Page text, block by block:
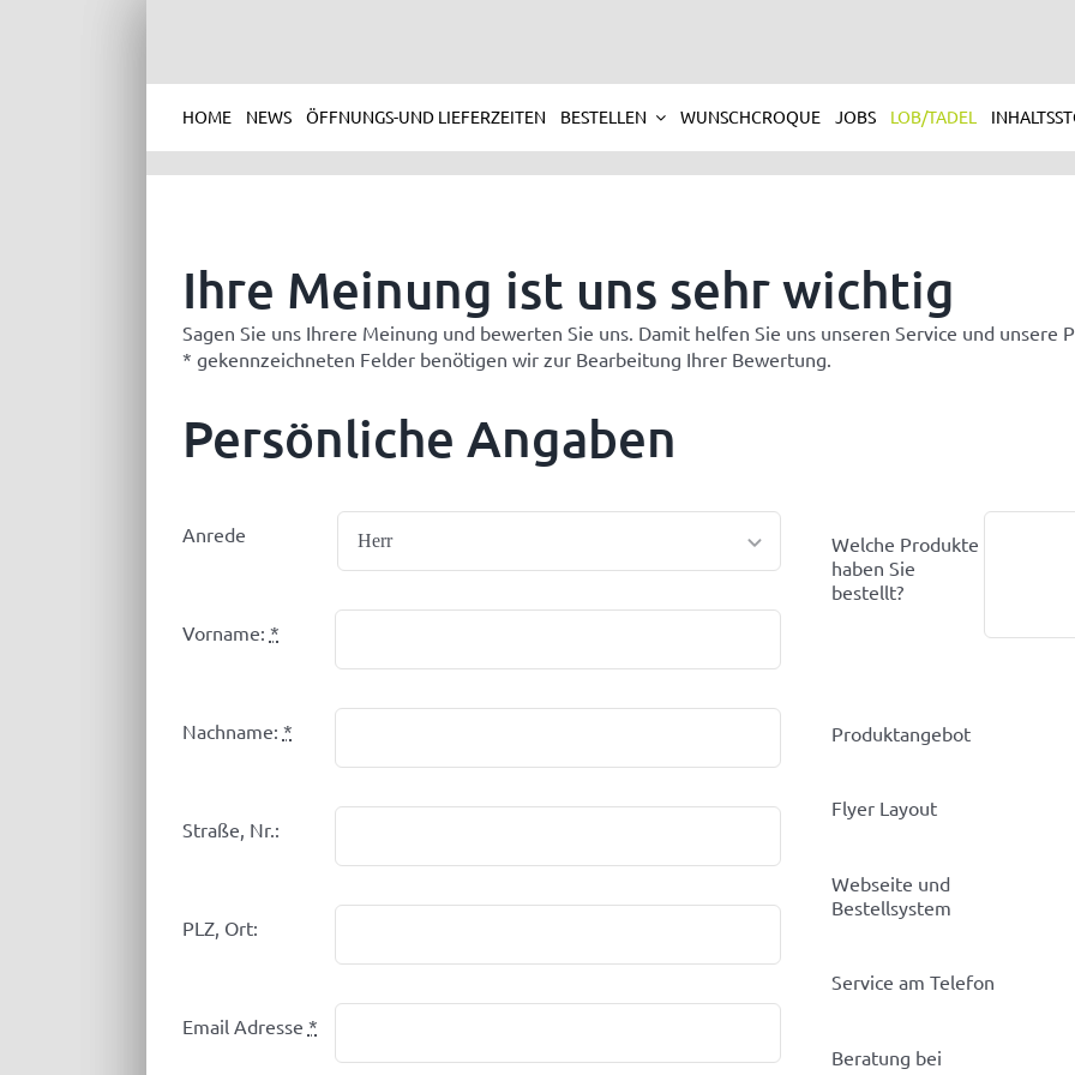
HOME NEWS ÖFFNUNGS-UND LIEFERZEITEN BESTELLEN WUNSCHCROQUE JOBS LOB/TADEL
Ihre Meinung ist uns sehr wichtig
Sagen Sie uns Ihrere Meinung und bewerten Sie uns. Damit helfen Sie uns unseren Service und unsere
* gekennzeichneten Felder benötigen wir zur Bearbeitung Ihrer Bewertung.
Persönliche Angaben
Anrede
Vorname: *
Nachname: *
Straße, Nr.:
PLZ, Ort:
Email Adresse *
Welche Produkte
haben Sie
bestellt?
Produktangebot
Flyer Layout
Webseite und
Bestellsystem
Service am Telefon
Beratung bei